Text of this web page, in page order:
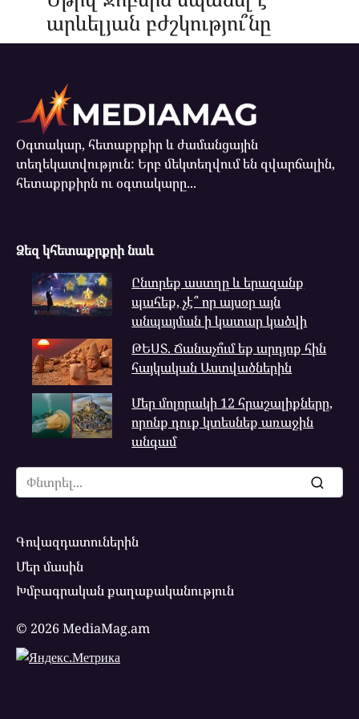
արևելյան բժշկությու՞նը
Օգտակար, հետաքրքիր և ժամանցային
տեղեկատվություն: Երբ մեկտեղվում են զվարճալին,
հետաքրքիրն ու օգտակարը...
Ձեզ կհետաքրքրի նաև
Ընտրեք աստղը և երազանք
պահեք, չէ՞ որ այսօր այն
անպայման ի կատար կածվի
ԹԵՍՏ. Ճանաչո՞ւմ եք արդյոք հին
հայկական Աստվածներին
Մեր մոլորակի 12 հրաշալիքները,
որոնք դուք կտեսնեք առաջին
անգամ
Search
for:
Գովազդատուներին
Մեր մասին
Խմբագրական քաղաքականություն
© 2026 MediaMag.am